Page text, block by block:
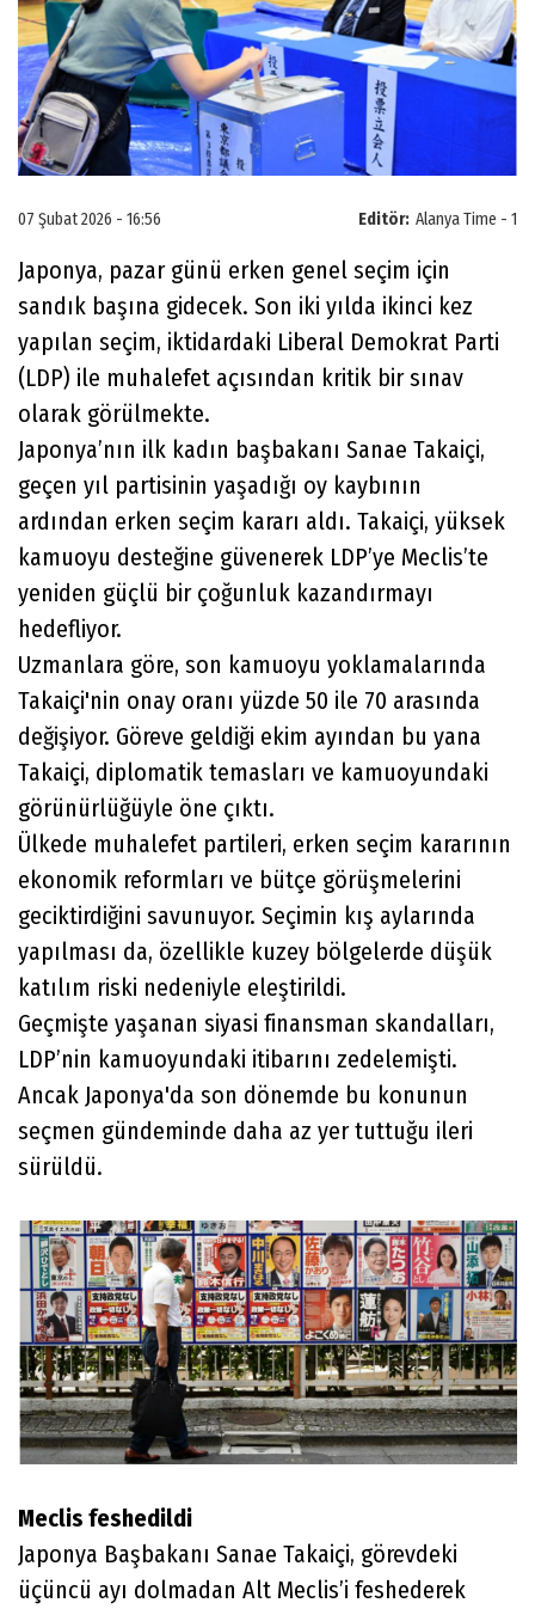
Editör: Alanya Time - 1
07 Şubat 2026 - 16:56
Japonya, pazar günü erken genel seçim için
sandık başına gidecek. Son iki yılda ikinci kez
yapılan seçim, iktidardaki Liberal Demokrat Parti
(LDP) ile muhalefet açısından kritik bir sınav
olarak görülmekte.
Japonya’nın ilk kadın başbakanı Sanae Takaiçi,
geçen yıl partisinin yaşadığı oy kaybının
ardından erken seçim kararı aldı. Takaiçi, yüksek
kamuoyu desteğine güvenerek LDP’ye Meclis’te
yeniden güçlü bir çoğunluk kazandırmayı
hedefliyor.
Uzmanlara göre, son kamuoyu yoklamalarında
Takaiçi'nin onay oranı yüzde 50 ile 70 arasında
değişiyor. Göreve geldiği ekim ayından bu yana
Takaiçi, diplomatik temasları ve kamuoyundaki
görünürlüğüyle öne çıktı.
Ülkede muhalefet partileri, erken seçim kararının
ekonomik reformları ve bütçe görüşmelerini
geciktirdiğini savunuyor. Seçimin kış aylarında
yapılması da, özellikle kuzey bölgelerde düşük
katılım riski nedeniyle eleştirildi.
Geçmişte yaşanan siyasi finansman skandalları,
LDP’nin kamuoyundaki itibarını zedelemişti.
Ancak Japonya'da son dönemde bu konunun
seçmen gündeminde daha az yer tuttuğu ileri
sürüldü.
Meclis feshedildi
Japonya Başbakanı Sanae Takaiçi, görevdeki
üçüncü ayı dolmadan Alt Meclis’i feshederek